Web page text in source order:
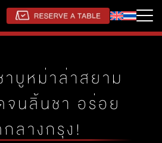
าบูหม่าล่าสยาม
จนลิ้นชา อร่อย
กลางกรุง!